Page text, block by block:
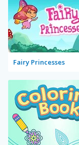
Fairy Princesses